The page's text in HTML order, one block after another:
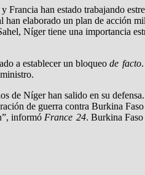
han estado trabajando
elaborado un plan de acción
Níger tiene una importancia
a establecer un bloqueo de facto
de Níger han salido en su
de guerra contra Burkina
informó France 24. Burkina